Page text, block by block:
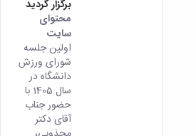
برگزار گردید
محتوای
سایت
اولین جلسه
شورای ورزش
دانشگاه در
سال 1405 با
حضور جناب
آقای دکتر